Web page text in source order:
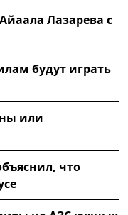
Лазарева с
будут играть
или
что